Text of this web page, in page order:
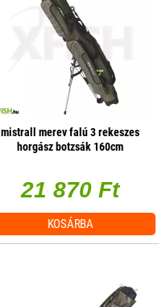
mistrall merev falú 3 rekeszes
horgász botzsák 160cm
21 870 Ft
KOSÁRBA